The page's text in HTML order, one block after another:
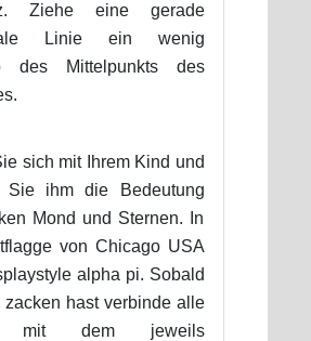
Ziehe eine gerade
Linie ein wenig
des Mittelpunkts des
sich mit Ihrem Kind und
Sie ihm die Bedeutung
Mond und Sternen. In
von Chicago USA
alpha pi. Sobald
zacken hast verbinde alle
mit dem jeweils